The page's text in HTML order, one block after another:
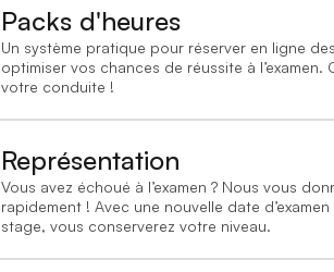
Packs d'heures
Un système pratique pour réserver en ligne
optimiser vos chances de réussite à l’examen.
votre conduite !
Représentation
Vous avez échoué à l’examen ? Nous vous
rapidement ! Avec une nouvelle date
stage, vous conserverez votre niveau.